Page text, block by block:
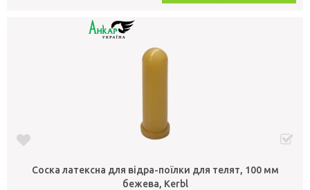
Соска латексна для відра-поїлки для телят, 100 мм
бежева, Kerbl